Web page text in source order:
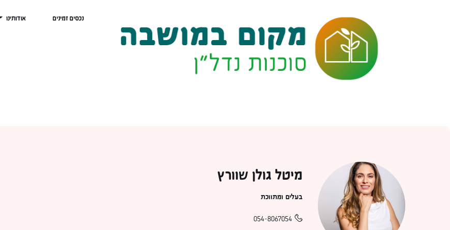
נכסים זמינים אודותינו
מיטל גולן שוורץ
בעלים ומתווכת
054-8067054